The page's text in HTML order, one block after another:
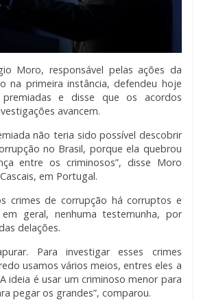
Moro, responsável pelas ações da
na primeira instância, defendeu hoje
e disse que os acordos
avancem.
não teria sido possível descobrir
no Brasil, porque ela quebrou
entre os criminosos”, disse Moro
em Portugal.
crimes de corrupção há corruptos e
geral, nenhuma testemunha, por
delações.
Para investigar esses crimes
usamos vários meios, entres eles a
ideia é usar um criminoso menor para
pegar os grandes”, comparou.